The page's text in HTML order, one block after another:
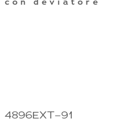
con deviatore
4896EXT–91